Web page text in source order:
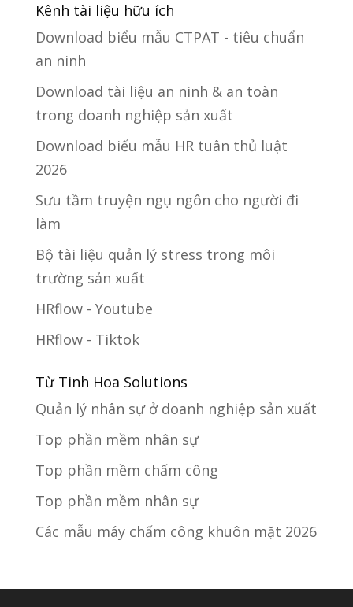
Kênh tài liệu hữu ích
Download biểu mẫu CTPAT - tiêu chuẩn
an ninh
Download tài liệu an ninh & an toàn
trong doanh nghiệp sản xuất
Download biểu mẫu HR tuân thủ luật
2026
Sưu tầm truyện ngụ ngôn cho người đi
làm
Bộ tài liệu quản lý stress trong môi
trường sản xuất
HRflow - Youtube
HRflow - Tiktok
Từ Tinh Hoa Solutions
Quản lý nhân sự ở doanh nghiệp sản xuất
Top phần mềm nhân sự
Top phần mềm chấm công
Top phần mềm nhân sự
Các mẫu máy chấm công khuôn mặt 2026